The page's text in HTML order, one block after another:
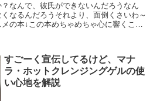
なんで、彼氏ができないんだろうなん
なるんだろうそれより、面倒くさいわ～
の本↓この本めちゃめちゃ心に響くこと
すごーく宣伝してるけど、マナ
ラ・ホットクレンジングゲルの使
い心地を解説